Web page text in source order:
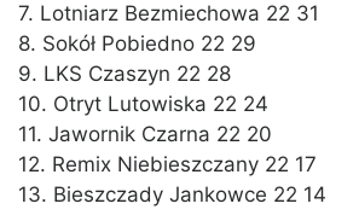
7. Lotniarz Bezmiechowa 22 31
8. Sokół Pobiedno 22 29
9. LKS Czaszyn 22 28
10. Otryt Lutowiska 22 24
11. Jawornik Czarna 22 20
12. Remix Niebieszczany 22 17
13. Bieszczady Jankowce 22 14